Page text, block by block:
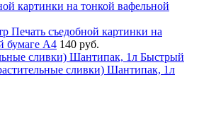
Печать съедобной картинки на
бумаге А4 140 руб.
Быстрый
сливки) Шантипак, 1л